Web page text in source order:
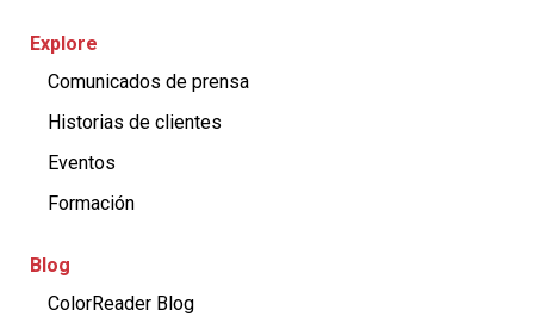
Explore
Comunicados de prensa
Historias de clientes
Eventos
Formación
Blog
ColorReader Blog